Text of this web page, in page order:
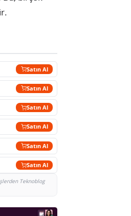
Satın Al
Satın Al
Satın Al
Satın Al
Satın Al
Satın Al
Teknoblog